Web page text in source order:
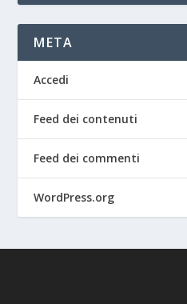
META
Accedi
Feed dei contenuti
Feed dei commenti
WordPress.org